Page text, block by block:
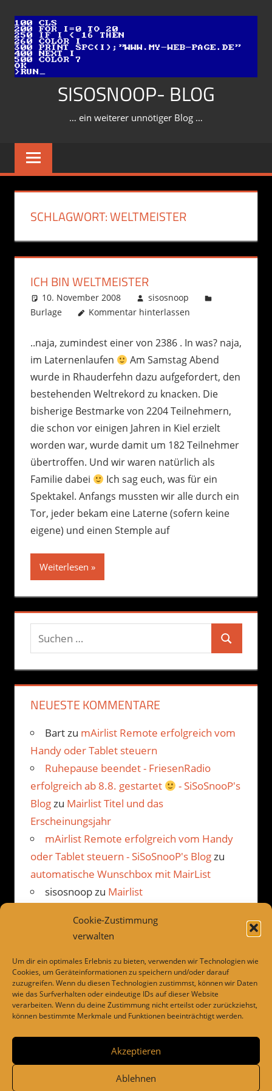
Cookie-Zustimmung
verwalten
Um dir ein optimales Erlebnis zu bieten, verwenden wir Technologien wie
Cookies, um Geräteinformationen zu speichern und/oder darauf
zuzugreifen. Wenn du diesen Technologien zustimmst, können wir Daten
wie das Surfverhalten oder eindeutige IDs auf dieser Website
verarbeiten. Wenn du deine Zustimmung nicht erteilst oder zurückziehst,
können bestimmte Merkmale und Funktionen beeinträchtigt werden.
Akzeptieren
Ablehnen
Inhalt
springen
SISOSNOOP- BLOG
… ein weiterer unnötiger Blog …
SCHLAGWORT:WELTMEISTER
ICH BIN WELTMEISTER
10. November 2008
sisosnoop
Burlage
Kommentar hinterlassen
..naja, zumindest einer von 2386 . In was? naja,
im Laternenlaufen
Am Samstag Abend
wurde in Rhauderfehn dazu aufgefordert, den
bestehenden Weltrekord zu knacken. Die
bisherige Bestmarke von 2204 Teilnehmern,
die schon vor einigen Jahren in Kiel erzielt
worden war, wurde damit um 182 Teilnehmer
übertroffen. Und wir waren natürlich als
Familie dabei
Ich sag euch, was für ein
Spektakel. Anfangs mussten wir alle durch ein
Tor, jeder bekam eine Laterne (sofern keine
eigene) und einen Stemple auf
Weiterlesen
Suchen
nach:
Suchen
NEUESTE KOMMENTARE
Bartzu mAirlist Remote erfolgreich vom
Handy oder Tablet steuern
Ruhepause beendet - FriesenRadio
erfolgreich ab 8.8. gestartet
- SiSoSnooP's
Blogzu Mairlist Titel und das
Erscheinungsjahr
mAirlist Remote erfolgreich vom Handy
oder Tablet steuern - SiSoSnooP's Blogzu
automatische Wunschbox mit MairList
sisosnoopzu Mairlist
Mairlist Kommentarbetrachter
LINKS
Drivesnapshot